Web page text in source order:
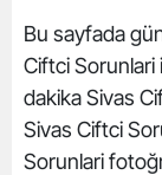
Bu sayfada
Ciftci Sorunlari
dakika Sivas
Sivas Ciftci
Sorunlari